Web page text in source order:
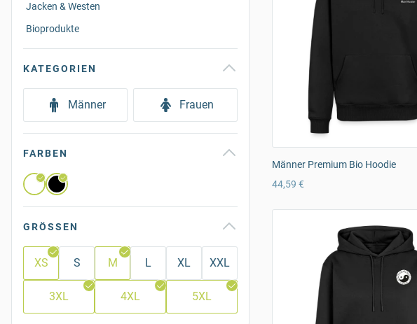
Jacken & Westen
Bioprodukte
KATEGORIEN
Männer Frauen
FARBEN
GRÖSSEN
XS S M L XL XXL
3XL 4XL 5XL
Männer Premium Bio Hoodie
44,59 €